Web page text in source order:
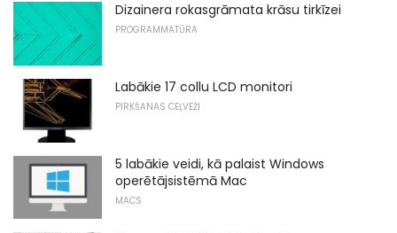
Dizainera rokasgrāmata krāsu tirkīzei
PROGRAMMATŪRA
Labākie 17 collu LCD monitori
PIRKŠANAS CEĻVEŽI
5 labākie veidi, kā palaist Windows
operētājsistēmā Mac
MACS